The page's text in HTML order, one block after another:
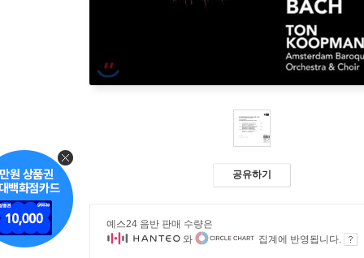
공유하기
예스24 음반 판매 수량은
와
집계에 반영됩니다.